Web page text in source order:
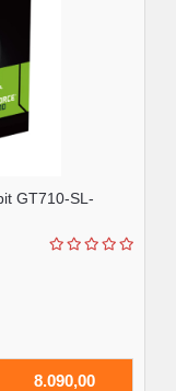
GT710-SL-
8.090,00